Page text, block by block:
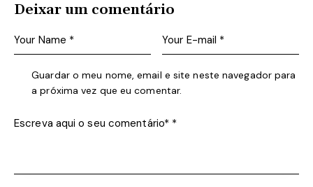
Deixar um comentário
Guardar o meu nome, email e site neste navegador para
a próxima vez que eu comentar.